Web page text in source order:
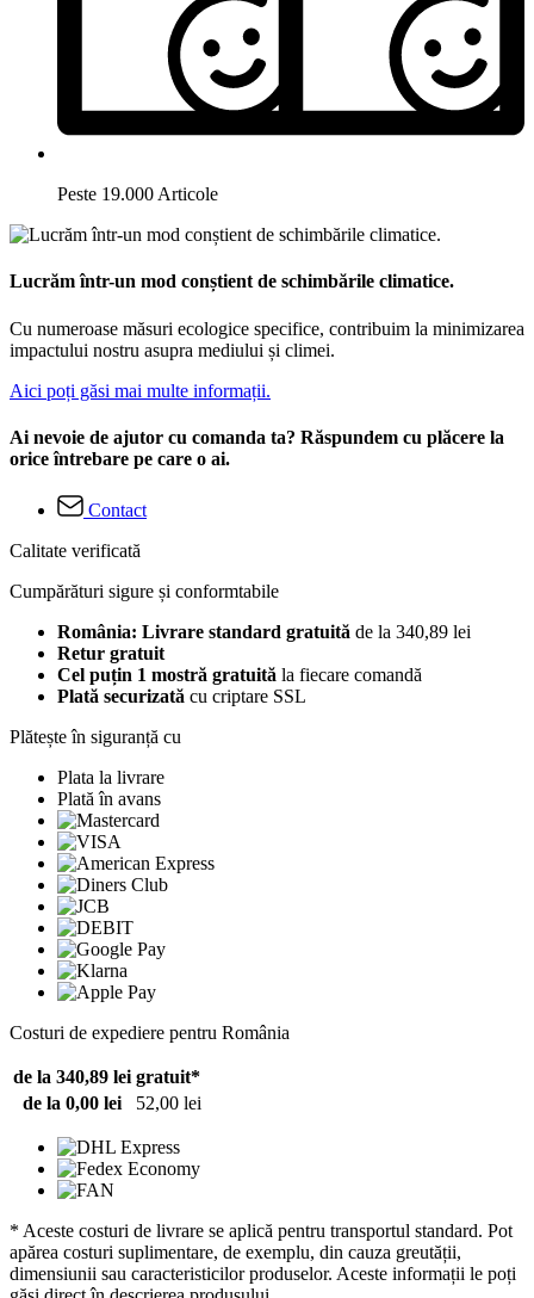
Peste 19.000 Articole
Lucrăm într-un mod conștient de schimbările climatice.
Cu numeroase măsuri ecologice specifice, contribuim la minimizarea
impactului nostru asupra mediului și climei.
Aici poți găsi mai multe informații.
Ai nevoie de ajutor cu comanda ta? Răspundem cu plăcere la
orice întrebare pe care o ai.
Contact
Calitate verificată
Cumpărături sigure și conformtabile
România: Livrare standard gratuită de la 340,89 lei
Retur gratuit
Cel puțin 1 mostră gratuită la fiecare comandă
Plată securizată cu criptare SSL
Plătește în siguranță cu
Plata la livrare
Plată în avans
Costuri de expediere pentru România
de la 340,89 lei gratuit*
de la 0,00 lei
52,00 lei
* Aceste costuri de livrare se aplică pentru transportul standard. Pot
apărea costuri suplimentare, de exemplu, din cauza greutății,
dimensiunii sau caracteristicilor produselor. Aceste informații le poți